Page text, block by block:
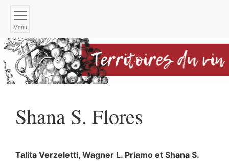
Menu
Shana S. Flores
Talita Verzeletti, Wagner L. Priamo et Shana S.